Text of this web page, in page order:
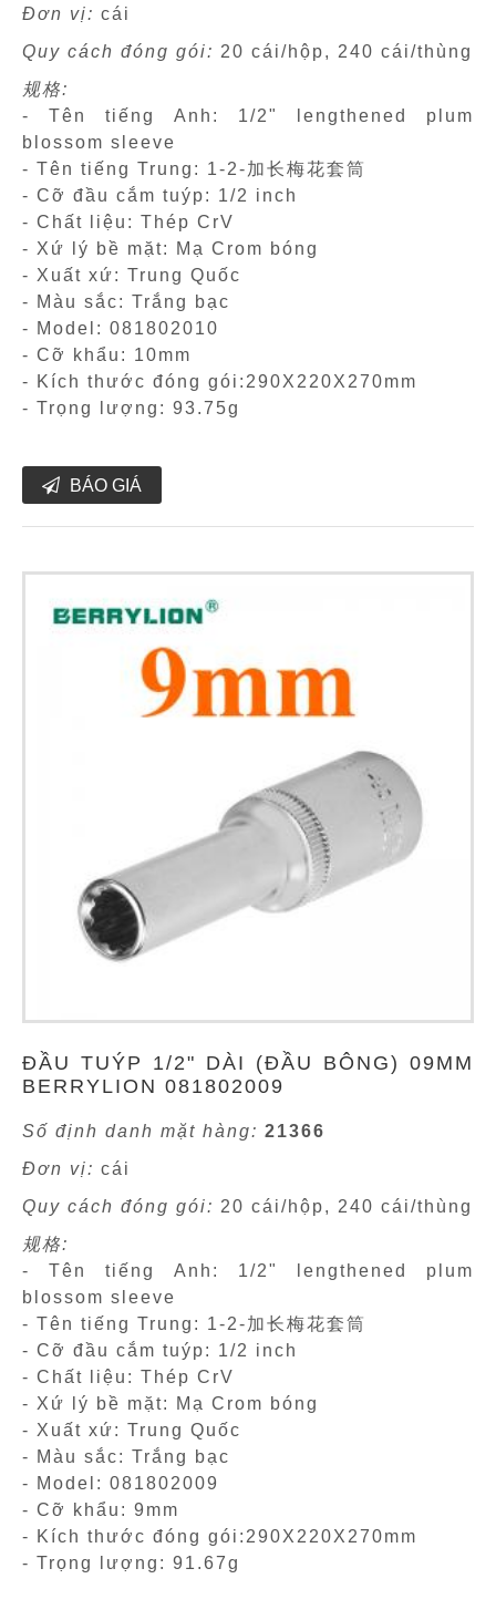
Đơn vị: cái
Quy cách đóng gói: 20 cái/hộp, 240 cái/thùng
规格:
- Tên tiếng Anh: 1/2" lengthened plum
blossom sleeve
- Tên tiếng Trung: 1-2-加长梅花套筒
- Cỡ đầu cắm tuýp: 1/2 inch
- Chất liệu: Thép CrV
- Xứ lý bề mặt: Mạ Crom bóng
- Xuất xứ: Trung Quốc
- Màu sắc: Trắng bạc
- Model: 081802010
- Cỡ khẩu: 10mm
- Kích thước đóng gói:290X220X270mm
- Trọng lượng: 93.75g
BÁO GIÁ
ĐẦU TUÝP 1/2" DÀI (ĐẦU BÔNG) 09MM
BERRYLION 081802009
Số định danh mặt hàng: 21366
Đơn vị: cái
Quy cách đóng gói: 20 cái/hộp, 240 cái/thùng
规格:
- Tên tiếng Anh: 1/2" lengthened plum
blossom sleeve
- Tên tiếng Trung: 1-2-加长梅花套筒
- Cỡ đầu cắm tuýp: 1/2 inch
- Chất liệu: Thép CrV
- Xứ lý bề mặt: Mạ Crom bóng
- Xuất xứ: Trung Quốc
- Màu sắc: Trắng bạc
- Model: 081802009
- Cỡ khẩu: 9mm
- Kích thước đóng gói:290X220X270mm
- Trọng lượng: 91.67g